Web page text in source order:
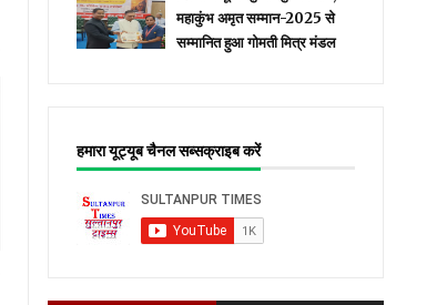
महाकुंभ अमृत सम्मान-2025 से
सम्मानित हुआ गोमती मित्र मंडल
हमारा यूट्यूब चैनल सब्सक्राइब करें